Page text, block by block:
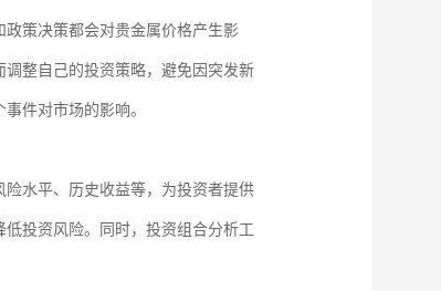
策决策都会对贵金属价格产生影
整自己的投资策略，避免因突发新
件对市场的影响。
水平、历史收益等，为投资者提供
投资风险。同时，投资组合分析工